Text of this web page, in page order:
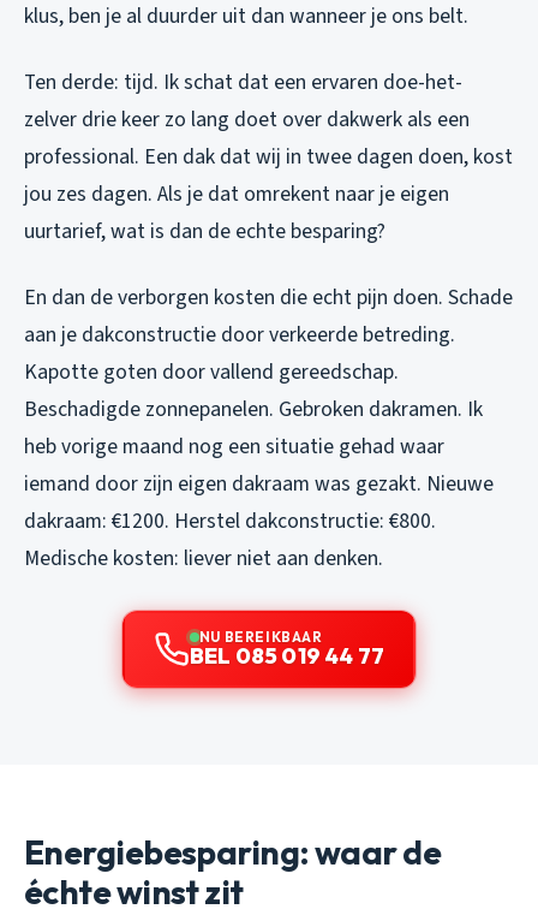
klus, ben je al duurder uit dan wanneer je ons belt.
Ten derde: tijd. Ik schat dat een ervaren doe-het-
zelver drie keer zo lang doet over dakwerk als een
professional. Een dak dat wij in twee dagen doen, kost
jou zes dagen. Als je dat omrekent naar je eigen
uurtarief, wat is dan de echte besparing?
En dan de verborgen kosten die echt pijn doen. Schade
aan je dakconstructie door verkeerde betreding.
Kapotte goten door vallend gereedschap.
Beschadigde zonnepanelen. Gebroken dakramen. Ik
heb vorige maand nog een situatie gehad waar
iemand door zijn eigen dakraam was gezakt. Nieuwe
dakraam: €1200. Herstel dakconstructie: €800.
Medische kosten: liever niet aan denken.
NU BEREIKBAAR
BEL 085 019 44 77
Energiebesparing: waar de
échte winst zit